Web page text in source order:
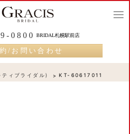
0800 BRIDAL札幌駅前店
/お問い合わせ
ィブライダル)
KT-60617011